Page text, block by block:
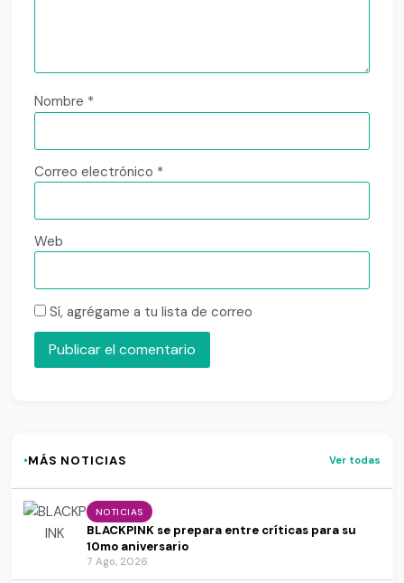
Nombre *
Correo electrónico *
Web
Sí, agrégame a tu lista de correo
·MÁS NOTICIAS Ver todas
NOTICIAS
BLACKPINK se prepara entre críticas para su
10mo aniversario
7 Ago, 2026